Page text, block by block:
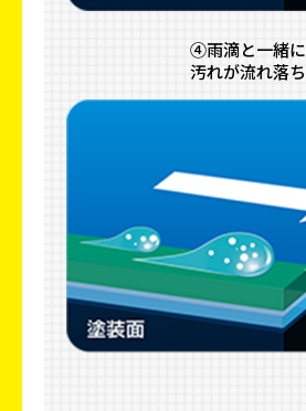
④雨滴と一緒に
汚れが流れ落ち